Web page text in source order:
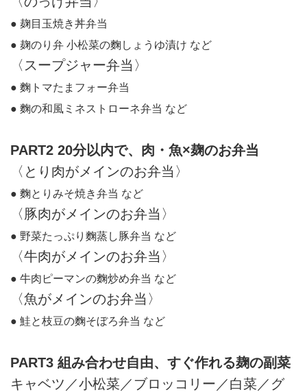
● 麹目玉焼き丼弁当
● 麹のり弁 小松菜の麴しょうゆ漬け など
〈スープジャー弁当〉
● 麴トマたまフォー弁当
● 麴の和風ミネストローネ弁当 など
PART2 20分以内で、肉・魚×麹のお弁当
〈とり肉がメインのお弁当〉
● 麴とりみそ焼き弁当 など
〈豚肉がメインのお弁当〉
● 野菜たっぷり麴蒸し豚弁当 など
〈牛肉がメインのお弁当〉
● 牛肉ピーマンの麴炒め弁当 など
〈魚がメインのお弁当〉
● 鮭と枝豆の麴そぼろ弁当 など
PART3 組み合わせ自由、すぐ作れる麹の副菜
キャベツ／小松菜／ブロッコリー／白菜／グ